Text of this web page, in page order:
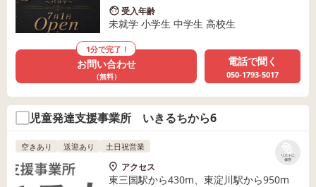
受入年齢
未就学 小学生 中学生 高校生
1分で完了！
お問い合わせ
（無料）
電話で聞く
050-1793-5017
児童発達支援事業所 いきるちから6
リストに
保存
空きあり 送迎あり 土日祝営業
アクセス
東三国駅から430m、東淀川駅から950m